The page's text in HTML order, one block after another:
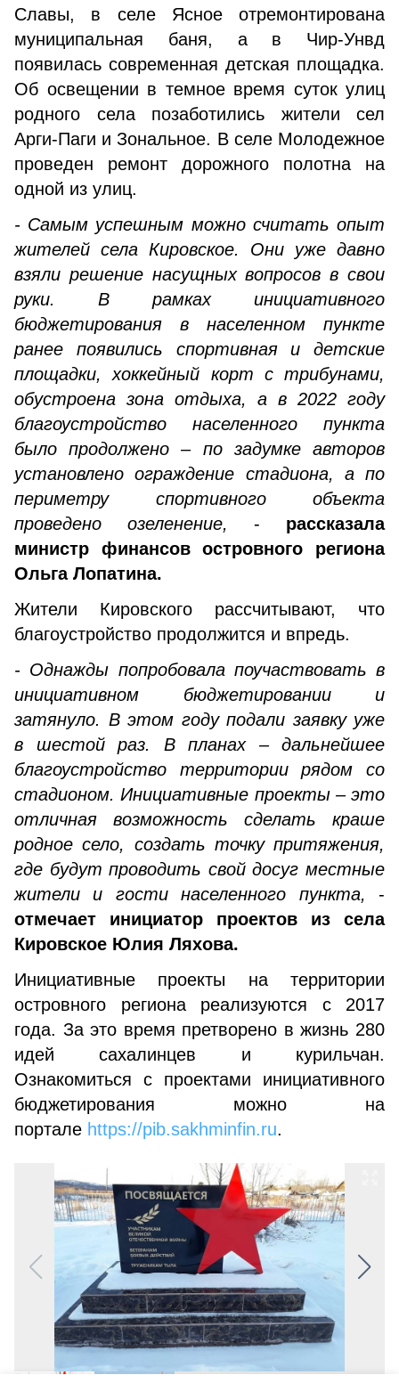
Славы, в селе Ясное отремонтирована
муниципальная баня, а в Чир-Унвд
появилась современная детская площадка.
Об освещении в темное время суток улиц
родного села позаботились жители сел
Арги-Паги и Зональное. В селе Молодежное
проведен ремонт дорожного полотна на
одной из улиц.
- Самым успешным можно считать опыт
жителей села Кировское. Они уже давно
взяли решение насущных вопросов в свои
руки. В рамках инициативного
бюджетирования в населенном пункте
ранее появились спортивная и детские
площадки, хоккейный корт с трибунами,
обустроена зона отдыха, а в 2022 году
благоустройство населенного пункта
было продолжено – по задумке авторов
установлено ограждение стадиона, а по
периметру спортивного объекта
проведено озеленение, - рассказала
министр финансов островного региона
Ольга Лопатина.
Жители Кировского рассчитывают, что
благоустройство продолжится и впредь.
- Однажды попробовала поучаствовать в
инициативном бюджетировании и
затянуло. В этом году подали заявку уже
в шестой раз. В планах – дальнейшее
благоустройство территории рядом со
стадионом. Инициативные проекты – это
отличная возможность сделать краше
родное село, создать точку притяжения,
где будут проводить свой досуг местные
жители и гости населенного пункта, -
отмечает инициатор проектов из села
Кировское Юлия Ляхова.
Инициативные проекты на территории
островного региона реализуются с 2017
года. За это время претворено в жизнь 280
идей сахалинцев и курильчан.
Ознакомиться с проектами инициативного
бюджетирования можно на
портале https://pib.sakhminfin.ru.